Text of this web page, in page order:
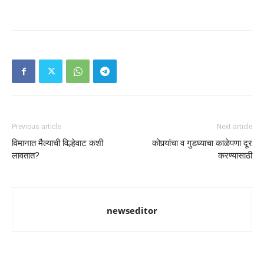
Previous article
विमानात मैैल्याची विल्हेवाट कशी
लावतात?
Next article
कोपर्‍यांचा व गुडघ्याचा काळेपणा दूर
करण्यासाठी
newseditor